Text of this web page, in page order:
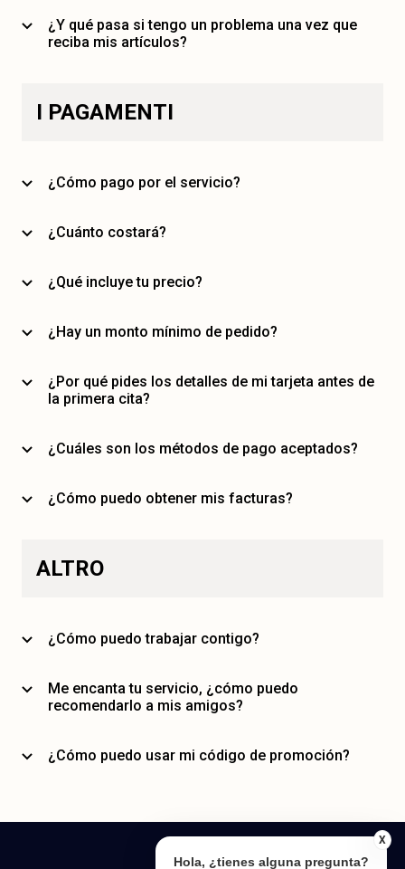
¿Y qué pasa si tengo un problema una vez que
reciba mis artículos?
I PAGAMENTI
¿Cómo pago por el servicio?
¿Cuánto costará?
¿Qué incluye tu precio?
¿Hay un monto mínimo de pedido?
¿Por qué pides los detalles de mi tarjeta antes de
la primera cita?
¿Cuáles son los métodos de pago aceptados?
¿Cómo puedo obtener mis facturas?
ALTRO
¿Cómo puedo trabajar contigo?
Me encanta tu servicio, ¿cómo puedo
recomendarlo a mis amigos?
¿Cómo puedo usar mi código de promoción?
X
Hola, ¿tienes alguna pregunta?